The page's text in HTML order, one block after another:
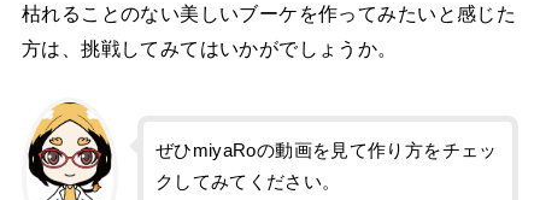
枯れることのない美しいブーケを作ってみたいと感じた
方は、挑戦してみてはいかがでしょうか。
ぜひmiyaRoの動画を見て作り方をチェッ
クしてみてください。